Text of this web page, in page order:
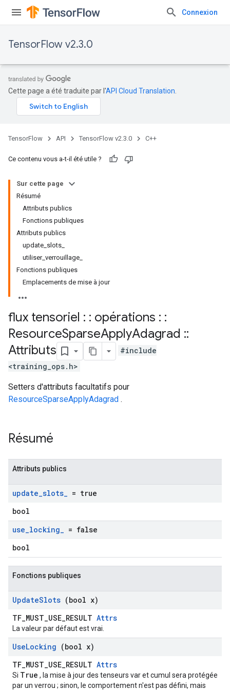
Connexion
TensorFlow v2.3.0
Cette page a été traduite par l'API Cloud Translation
TensorFlow API TensorFlow v2.3.0 C++
Ce contenu vous a-t-il été utile ?
Sur cette page
Résumé
Attributs publics
Fonctions publiques
Attributs publics
update_slots_
utiliser_verrouillage_
Fonctions publiques
Emplacements de mise à jour
flux tensoriel : : opérations : :
ResourceSparseApplyAdagrad ::
Attributs
#include
<training_ops.h>
Setters d'attributs facultatifs pour
ResourceSparseApplyAdagrad .
Résumé
Attributs publics
update_slots_ = true
bool
use_locking_ = false
bool
Fonctions publiques
UpdateSlots (bool x)
TF_MUST_USE_RESULT Attrs
La valeur par défaut est vrai.
UseLocking (bool x)
TF_MUST_USE_RESULT Attrs
Si True , la mise à jour des tenseurs var et cumul sera protégée
par un verrou ; sinon, le comportement n'est pas défini, mais